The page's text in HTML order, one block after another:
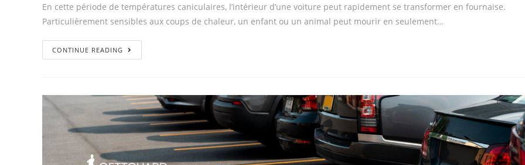
En cette période de températures caniculaires, l’intérieur d’une voiture peut rapidement se transformer en fournaise.
Particulièrement sensibles aux coups de chaleur, un enfant ou un animal peut mourir en seulement…
CONTINUE READING